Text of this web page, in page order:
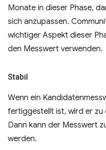
Monate in dieser Phase,
sich anzupassen.
wichtiger Aspekt dieser
den Messwert verwenden.
Stabil
Wenn ein
fertiggestellt ist, wird er zu
Dann kann der Messwert
werden.